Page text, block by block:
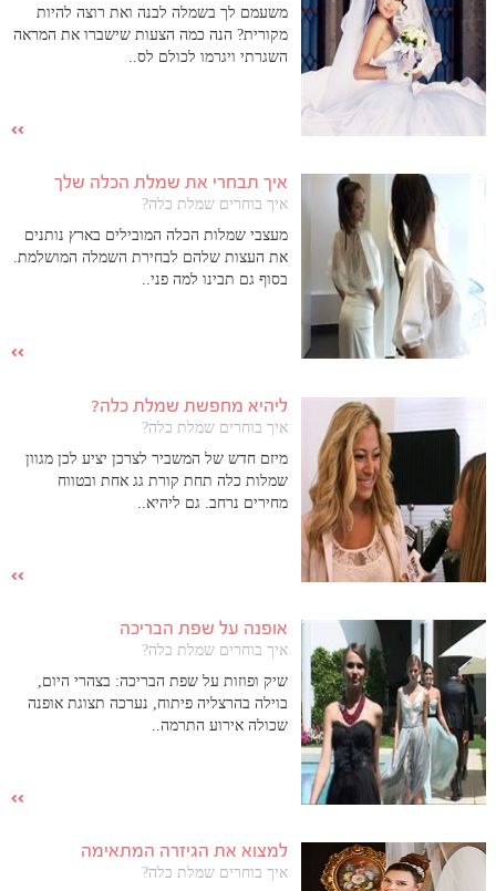
משעמם לך בשמלה לבנה ואת רוצה להיות
מקורית? הנה כמה הצעות שישברו את המראה
השגרתי ויגרמו לכולם לס..
איך תבחרי את שמלת הכלה שלך
איך בוחרים שמלת כלה?
מעצבי שמלות הכלה המובילים בארץ נותנים
את העצות שלהם לבחירת השמלה המושלמת.
בסוף גם תבינו למה פני..
ליהיא מחפשת שמלת כלה?
איך בוחרים שמלת כלה?
מיזם חדש של המשביר לצרכן יציע לכן מגוון
שמלות כלה תחת קורת גג אחת ובטווח
מחירים נרחב. גם ליהיא..
אופנה על שפת הבריכה
איך בוחרים שמלת כלה?
שיק ופוזות על שפת הבריכה: בצהרי היום,
בוילה בהרצליה פיתוח, נערכה תצוגת אופנה
שכולה אירוע התרמה..
למצוא את הגיזרה המתאימה
איך בוחרים שמלת כלה?